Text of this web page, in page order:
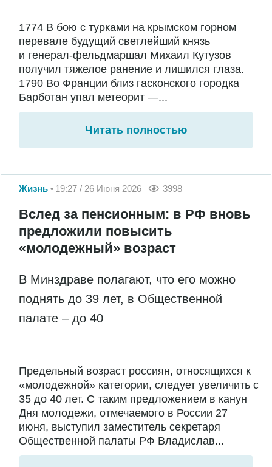
1774 В бою с турками на крымском горном
перевале будущий светлейший князь
и генерал-фельдмаршал Михаил Кутузов
получил тяжелое ранение и лишился глаза.
1790 Во Франции близ гасконского городка
Барботан упал метеорит —...
Читать полностью
Жизнь 19:27 / 26 Июня 2026 3998
Вслед за пенсионным: в РФ вновь
предложили повысить
«молодежный» возраст
В Минздраве полагают, что его можно
поднять до 39 лет, в Общественной
палате – до 40
Предельный возраст россиян, относящихся к
«молодежной» категории, следует увеличить с
35 до 40 лет. С таким предложением в канун
Дня молодежи, отмечаемого в России 27
июня, выступил заместитель секретаря
Общественной палаты РФ Владислав...